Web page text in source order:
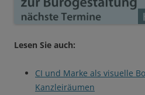
Lesen Sie auch:
CI und Marke als visuelle
Kanzleiräumen